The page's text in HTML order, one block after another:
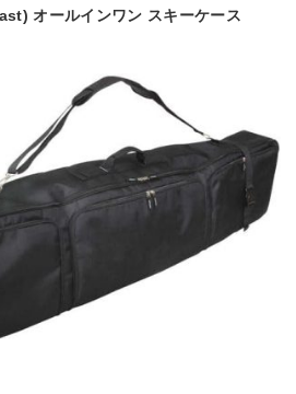
オールインワン スキーケース